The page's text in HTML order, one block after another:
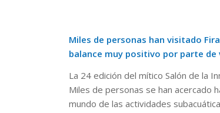
Miles de personas han visitado
balance muy positivo por parte
La 24 edición del mítico Salón de la
Miles de personas se han acercado
mundo de las actividades